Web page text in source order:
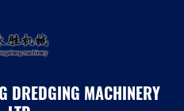
DREDGING MACHINERY